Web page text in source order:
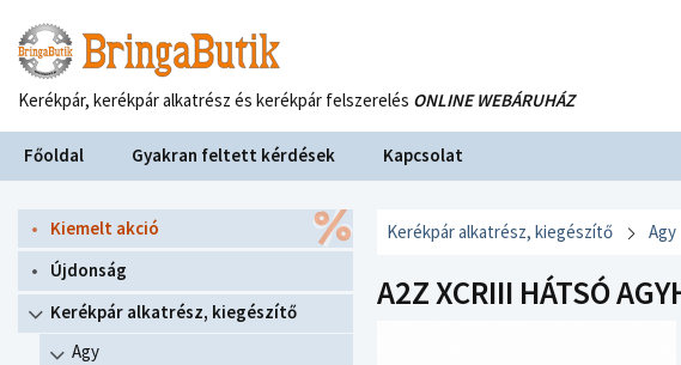
Kerékpár, kerékpár alkatrész és kerékpár felszerelés ONLINE WEBÁRUHÁZ
Főoldal Gyakran feltett kérdések Kapcsolat
Kiemelt akció
Újdonság
Kerékpár alkatrész, kiegészítő
Agy
Kerékpár alkatrész, kiegészítő Agy
A2Z XCRIII HÁTSÓ